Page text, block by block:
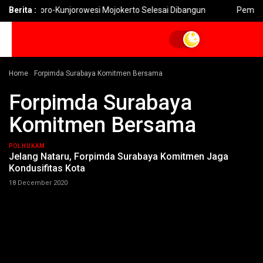
Berita :Kunjorowesi Mojokerto Selesai Dibangun Pemkot
Home Forpimda Surabaya Komitmen Bersama
Forpimda Surabaya
Komitmen Bersama
POLHUKAM
Jelang Nataru, Forpimda Surabaya Komitmen Jaga
Kondusifitas Kota
18 December 2020